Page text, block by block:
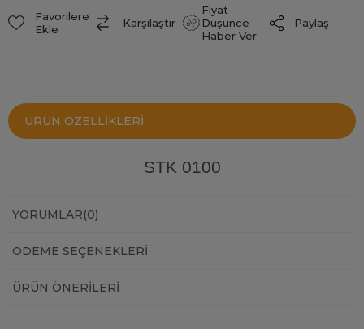
Favorilere
Ekle
Karşılaştır
Fiyat
Düşünce
Haber Ver
Paylaş
ÜRÜN ÖZELLIKLERI
STK 0100
YORUMLAR(0)
ÖDEME SEÇENEKLERI
ÜRÜN ÖNERILERI